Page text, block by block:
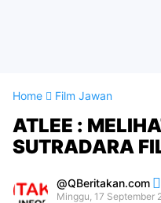
Home Film Jawan
ATLEE :
SUTRADARA
QBeritakan.com
Minggu, 17 September